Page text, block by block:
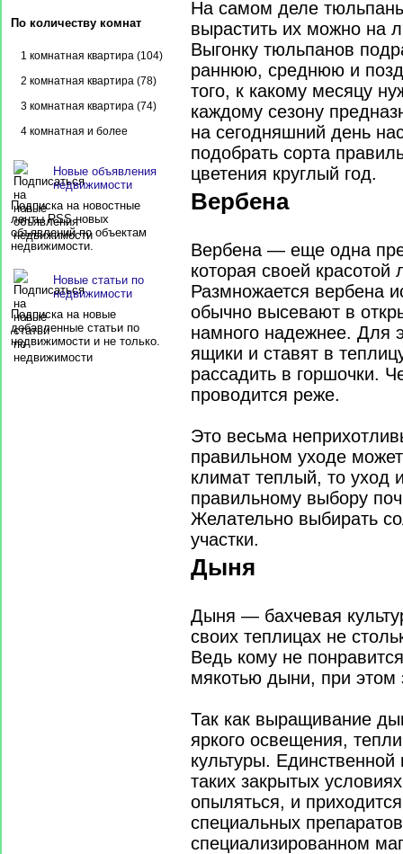
По количеству комнат
1 комнатная квартира (104)
2 комнатная квартира (78)
3 комнатная квартира (74)
4 комнатная и более
Новые объявления
недвижимости
Подписка на новостные
ленты RSS новых
объявлений по объектам
недвижимости.
Новые статьи по
недвижимости
Подписка на новые
добавленные статьи по
недвижимости и не только.
На самом деле
вырастить их можно на
Выгонку тюльпанов
раннюю, среднюю и
того, к какому месяцу
каждому сезону
на сегодняшний день
подобрать сорта
цветения круглый год.
Вербена
Вербена — еще одна
которая своей красотой
Размножается вербена
обычно высевают в
намного надежнее. Для
ящики и ставят в
рассадить в горшочки.
проводится реже.
Это весьма
правильном уходе
климат теплый, то уход
правильному выбору
Желательно выбирать
участки.
Дыня
Дыня — бахчевая
своих теплицах не
Ведь кому не
мякотью дыни, при этом
Так как выращивание
яркого освещения,
культуры.
таких закрытых
опыляться, и
специальных
специализированном